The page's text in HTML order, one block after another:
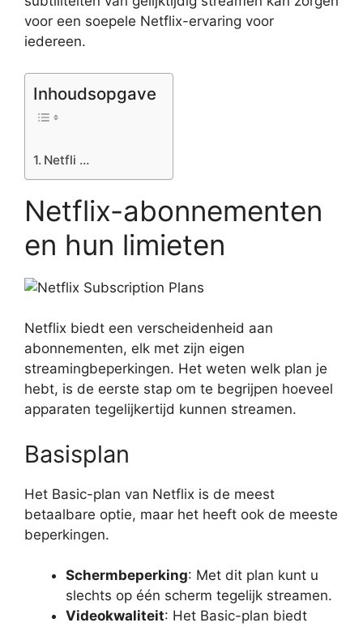
voor een soepele Netflix-ervaring voor
iedereen.
Inhoudsopgave
Netfli …
Netflix-abonnementen
en hun limieten
Netflix biedt een verscheidenheid aan
abonnementen, elk met zijn eigen
streamingbeperkingen. Het weten welk plan je
hebt, is de eerste stap om te begrijpen hoeveel
apparaten tegelijkertijd kunnen streamen.
Basisplan
Het Basic-plan van Netflix is de meest
betaalbare optie, maar het heeft ook de meeste
beperkingen.
Schermbeperking: Met dit plan kunt u
slechts op één scherm tegelijk streamen.
Videokwaliteit: Het Basic-plan biedt